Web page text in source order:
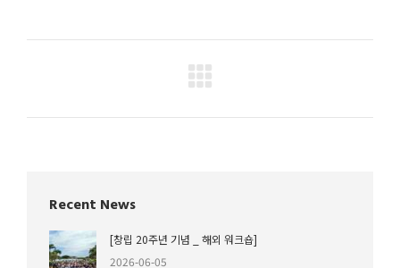
Facebook
X
Recent News
[창립 20주년 기념 _ 해외 워크숍]
2026-06-05